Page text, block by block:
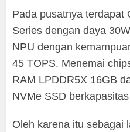
Pada pusatnya terdapat
Series dengan daya
NPU dengan
45 TOPS. Menemai
RAM LPDDR5X 16GB
NVMe SSD
Oleh karena itu sebagai